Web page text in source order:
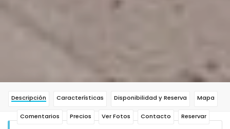
Descripción Características Disponibilidad y Reserva Mapa
Comentarios Precios Ver Fotos Contacto Reservar